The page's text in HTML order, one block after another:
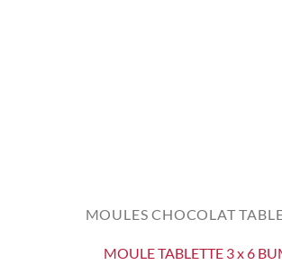
MOULES CHOCOLAT
MOULE TABLETTE 3 x 6